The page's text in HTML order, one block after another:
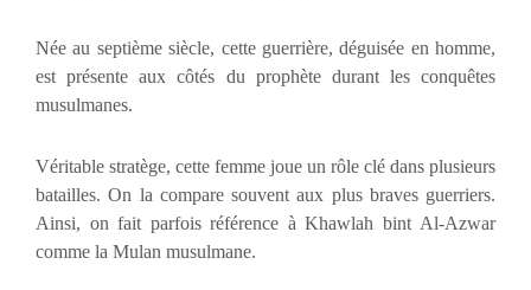
Née au septième siècle, cette guerrière, déguisée en homme,
est présente aux côtés du prophète durant les conquêtes
musulmanes.
Véritable stratège, cette femme joue un rôle clé dans plusieurs
batailles. On la compare souvent aux plus braves guerriers.
Ainsi, on fait parfois référence à Khawlah bint Al-Azwar
comme la Mulan musulmane.